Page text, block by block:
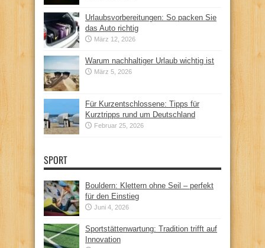
Urlaubsvorbereitungen: So packen Sie
das Auto richtig
März 12, 2026
Warum nachhaltiger Urlaub wichtig ist
März 5, 2026
Für Kurzentschlossene: Tipps für
Kurztripps rund um Deutschland
Februar 25, 2026
SPORT
Bouldern: Klettern ohne Seil – perfekt
für den Einstieg
Juni 4, 2026
Sportstättenwartung: Tradition trifft auf
Innovation